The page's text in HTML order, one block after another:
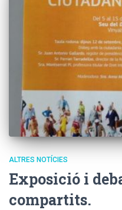
ALTRES NOTÍCIES
Exposició i
compartits.